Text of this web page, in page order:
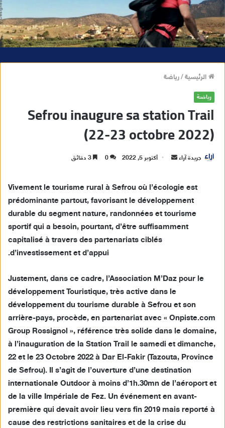
الرئيسية/رياضة
رياضة
Sefrou inaugure sa station Trail
(22-23 octobre 2022)
جريدة آراء
ر
ي
ل
ك
ت
ر
أكتوبر 5, 2022 0
Vivement le tourisme rural à Sefrou où l’écologie est
prédominante partout, favorisant le développement
durable du segment nature, randonnées et tourisme
sportif qui a besoin, pourtant, d’être suffisamment
capitalisé à travers des partenariats ciblés
d’investissement et d’appui.
Justement, dans ce cadre, l’Association M’Daz pour le
développement Touristique, très active dans le
développement du tourisme durable à Sefrou et son
arrière-pays, procède, en partenariat avec « Onpiste.com
Group Rossignol », référence très solide dans le domaine,
à l’inauguration de la Station Trail le samedi et dimanche,
22 et le 23 Octobre 2022 à Dar El-Fakir (Tazouta, Province
de Sefrou). Il s’agit de l’ouverture d’une destination
internationale Outdoor à moins d’1h.30mn de l’aéroport et
de la ville Impériale de Fez. Un événement en avant-
première qui devait avoir lieu vers fin 2019 mais reporté à
cause des restrictions sanitaires et de la crise du